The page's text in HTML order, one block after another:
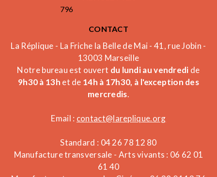
796
CONTACT
La Réplique - La Friche la Belle de Mai - 41, rue Jobin -
13003 Marseille
Notre bureau est ouvert du lundi au vendredi de
9h30 à 13h et de 14h à 17h30, à l'exception des
mercredis.
Email : contact@lareplique.org
Standard : 04 26 78 12 80
Manufacture transversale - Arts vivants : 06 62 01
61 40